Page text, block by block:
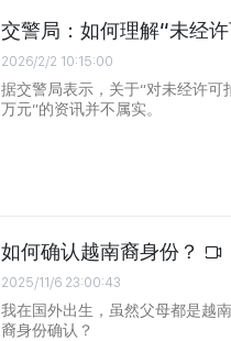
交警局：如何理解“未经
2026/2/2 10:15:00
据交警局表示，关于“对未经许
万元”的资讯并不属实。
如何确认越南裔身份？
2025/11/6 23:00:43
我在国外出生，虽然父母都是越
裔身份确认？